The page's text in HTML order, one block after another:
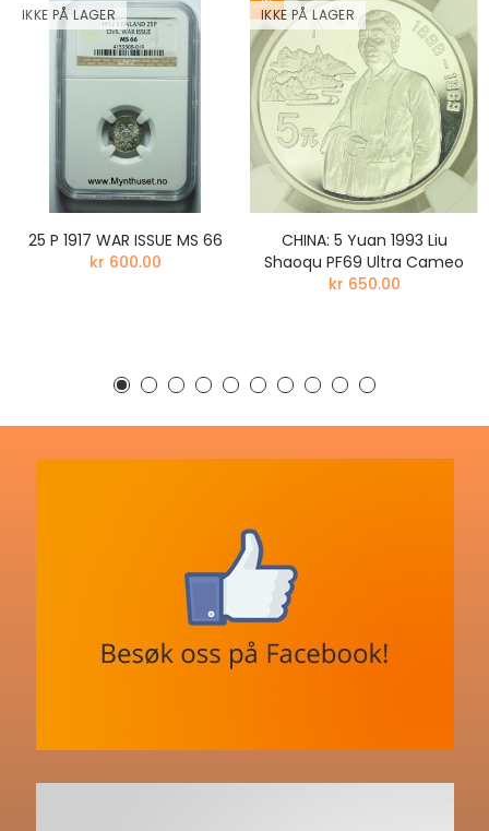
IKKE PÅ LAGER
25 P 1917 WAR ISSUE MS 66
kr 600.00
IKKE PÅ LAGER
CHINA: 5 Yuan 1993 Liu
Shaoqu PF69 Ultra Cameo
kr 650.00